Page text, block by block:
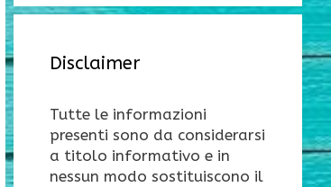
Disclaimer
Tutte le informazioni
presenti sono da considerarsi
a titolo informativo e in
nessun modo sostituiscono il